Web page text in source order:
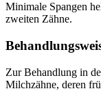
Minimale Spangen
zweiten Zähne.
Zur Behandlung in
Milchzähne, deren